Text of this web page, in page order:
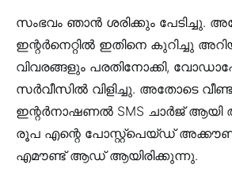
സംഭവം ഞാൻ ശരിക്കും പേടിച്ചു.
ഇന്റർനെറ്റിൽ ഇതിനെ കുറിച്ചു
വിവരങ്ങളും പരതിനോക്കി,
സർവീസിൽ വിളിച്ചു. അതോടെ
ഇന്റർനാഷണൽ SMS ചാർജ് ആയി
രൂപ എന്റെ പോസ്റ്റ്പെയ്ഡ്
എമൗണ്ട് ആഡ് ആയിരിക്കുന്നു.